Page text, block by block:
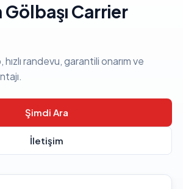
Gölbaşı Carrier
randevu, garantili onarım ve
Şimdi Ara
İletişim